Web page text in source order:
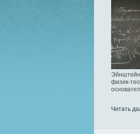
физик-
Читать